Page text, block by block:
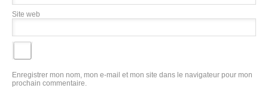
Site web
Enregistrer mon nom, mon e-mail et mon site dans le navigateur pour mon
prochain commentaire.